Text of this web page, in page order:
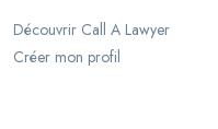
Découvrir Call A Lawyer
Créer mon profil